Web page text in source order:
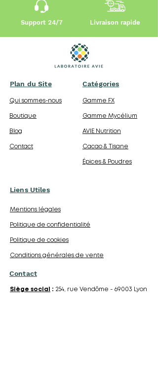
Support 24/7 Livraison rapide
Plan du Site
Qui sommes-nous
Boutique
Blog
Contact
Catégories
Gamme FX
Gamme Mycélium
AVIE Nutrition
Cacao & Tisane
Épices & Poudres
Liens Utiles
Mentions légales
Politique de confidentialité
Politique de cookies
Conditions générales de vente
Contact
Siège social : 254, rue Vendôme - 69003 Lyon